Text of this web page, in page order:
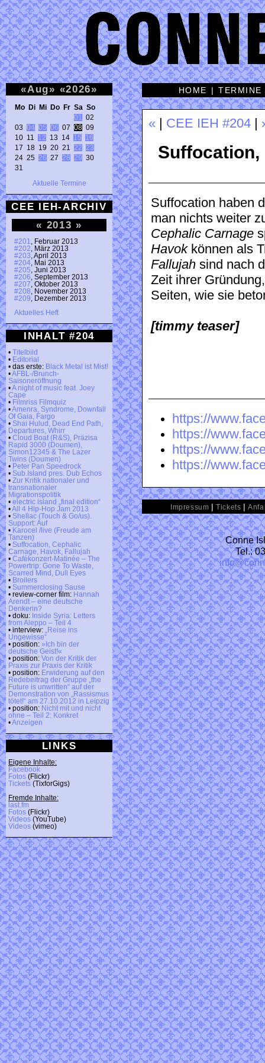
«Aug» «2026»
Mo Di Mi Do Fr Sa So
01
02
03 04 05 06 07 08 09
10 11 12 13 14 15
16
17 18 19 20 21 22
23
24 25 26 27 28 29 30
31
Aktuelle Termine
CEE IEH-ARCHIV
« 2013 »
#201
, Februar 2013
#202 , März 2013
#203 , April 2013
#204 , Mai 2013
#205 , Juni 2013
#206 , September 2013
#207 , Oktober 2013
#208 , November 2013
#209 , Dezember 2013
Aktuelles Heft
INHALT #204
• Titelbild
• Editorial
• das erste: Black Metal ist Mist!
•AFBL-/Brunch-
Saisoneröffnung
•A night of music feat. Joey
Cape
• Filmriss Filmquiz
•Amenra, Syndrome, Downfall
Of Gaia, Fargo
• Shai Hulud, Dead End Path,
Departures, Whirr
• Cloud Boat (R&S), Präzisa
Rapid 3000 (Doumen),
Simon12345 & The Lazer
Twins (Doumen)
• Peter Pan Speedrock
• Sub.Island pres. Dub Echos
• Zur Kritik nationaler und
transnationaler
Migrationspolitik
• electric island „final edition“
•All 4 Hip-Hop Jam 2013
• Shellac (Touch & Go/us).
Support: Auf
• Karocel /live (Freude am
Tanzen)
• Suffocation, Cephalic
Carnage, Havok, Fallujah
• Cafékonzert-Matinée – The
Powertrip: Gone To Waste,
Scarred Mind, Dull Eyes
• Broilers
• Summerclosing Sause
• review-corner film: Hannah
Arendt – eine deutsche
Denkerin?
• doku: Inside Syria: Letters
from Aleppo – Teil 4
• interview:
„Reise ins
Ungewisse“
• position: »Ich bin der
deutsche Geist!«
• position: Von der Kritik der
Praxis zur Praxis der Kritik
• position: Erwiderung auf den
Redebeitrag der Gruppe „the
Future is unwritten“ auf der
Demonstration von „Rassismus
tötet!“ am 27.10.2012 in Leipzig
• position: Nicht mit und nicht
ohne – Teil 2: Konkret
•Anzeigen
LINKS
Eigene Inhalte:
Facebook
Fotos (Flickr)
Tickets (TixforGigs)
Fremde Inhalte:
last.fm
Fotos (Flickr)
Videos (YouTube)
Videos (vimeo)
HOME |TERMINE
« CEE IEH #204
Suffocation,
Suffocation haben
man nichts weiter
Cephalic Carnage
Havokkönnen als
Fallujah sind nach
Zeit ihrer
Seiten, wie sie
[timmy teaser]
https://
https://
https://
https://
Impressum |Tickets |
Conne
Tel.: